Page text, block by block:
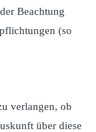
Beachtung
(so
verlangen, ob
über diese